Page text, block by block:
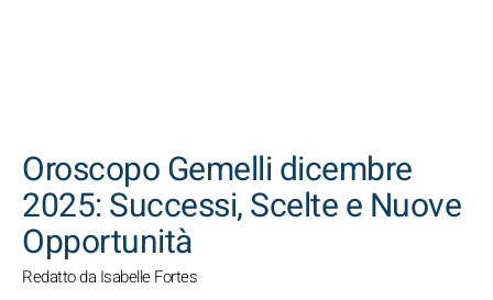
Oroscopo Gemelli dicembre
2025: Successi, Scelte e Nuove
Opportunità
Redatto da Isabelle Fortes